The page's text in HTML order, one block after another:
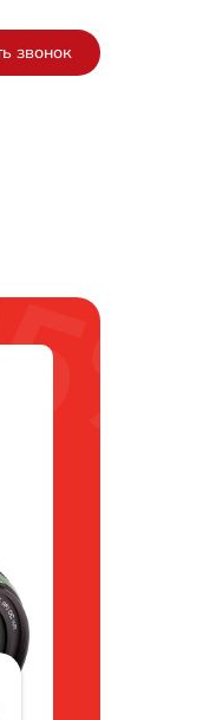
звонок